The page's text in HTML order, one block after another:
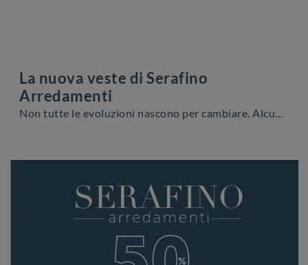
La nuova veste di Serafino
Arredamenti
Non tutte le evoluzioni nascono per cambiare. Alcune nascono per comunicare meglio ciò che già esiste.